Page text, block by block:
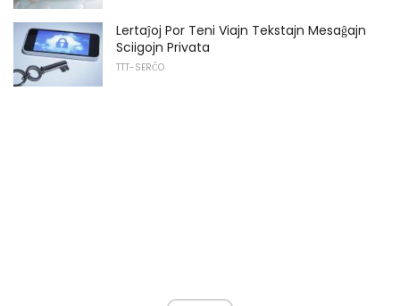
Lertaĵoj Por Teni Viajn Tekstajn Mesaĝajn
Sciigojn Privata
TTT-SERĈO